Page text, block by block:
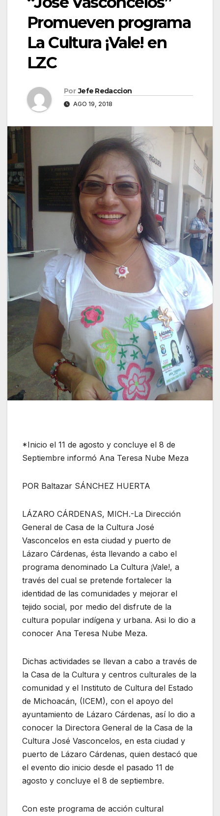
Promueven programa
La Cultura ¡Vale! en
LZC
Por Jefe Redaccion
AGO 19, 2018
*Inicio el 11 de agosto y concluye el 8 de
Septiembre informó Ana Teresa Nube Meza
POR Baltazar SÁNCHEZ HUERTA
LÁZARO CÁRDENAS, MICH.-La Dirección
General de Casa de la Cultura José
Vasconcelos en esta ciudad y puerto de
Lázaro Cárdenas, ésta llevando a cabo el
programa denominado La Cultura ¡Vale!, a
través del cual se pretende fortalecer la
identidad de las comunidades y mejorar el
tejido social, por medio del disfrute de la
cultura popular indígena y urbana. Asi lo dio a
conocer Ana Teresa Nube Meza.
Dichas actividades se llevan a cabo a través de
la Casa de la Cultura y centros culturales de la
comunidad y el Instituto de Cultura del Estado
de Michoacán, (ICEM), con el apoyo del
ayuntamiento de Lázaro Cárdenas, así lo dio a
conocer la Directora General de la Casa de la
Cultura José Vasconcelos, en esta ciudad y
puerto de Lázaro Cárdenas, quien destacó que
el evento dio inicio desde el pasado 11 de
agosto y concluye el 8 de septiembre.
Con este programa de acción cultural